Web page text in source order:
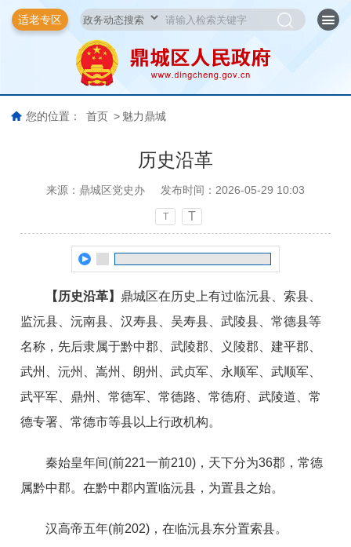
适老专区
您的位置： 首页 > 魅力鼎城
历史沿革
来源：鼎城区党史办 发布时间：2026-05-29 10:03
T T
【历史沿革】 鼎城区在历史上有过临沅县、索县、
监沅县、沅南县、汉寿县、吴寿县、武陵县、常德县等
名称，先后隶属于黔中郡、武陵郡、义陵郡、建平郡、
武州、沅州、嵩州、朗州、武贞军、永顺军、武顺军、
武平军、鼎州、常德军、常德路、常德府、武陵道、常
德专署、常德市等县以上行政机构。
秦始皇年间(前221一前210)，天下分为36郡，常德
属黔中郡。在黔中郡内置临沅县，为置县之始。
汉高帝五年(前202)，在临沅县东分置索县。